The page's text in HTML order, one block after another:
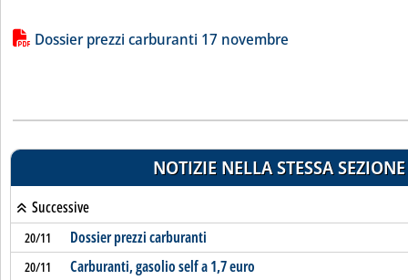
Lista allegati PDF alla notizia
Dossier prezzi carburanti 17 novembre
NOTIZIE NELLA STESSA SEZIONE
Successive
20/11 Dossier prezzi carburanti
20/11 Carburanti, gasolio self a 1,7 euro